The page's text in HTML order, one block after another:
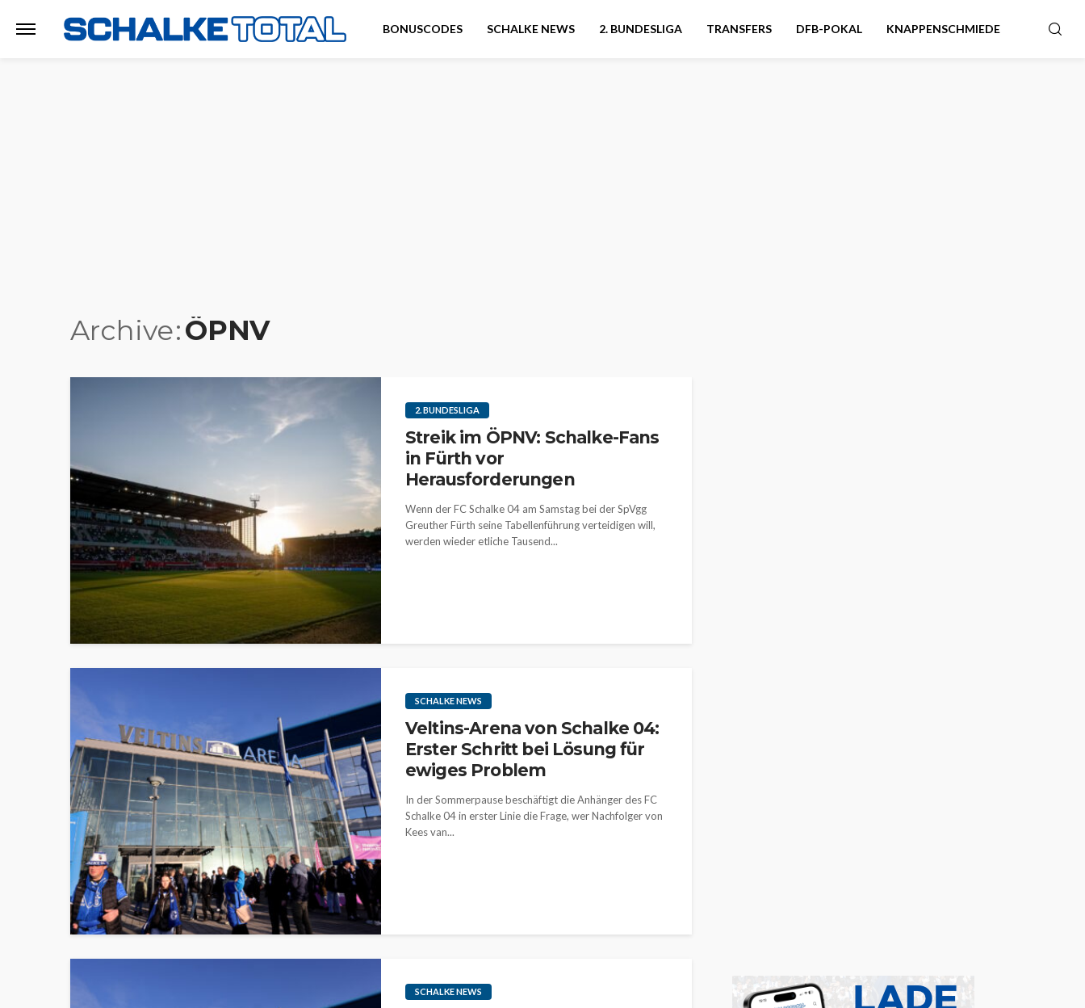
BONUSCODES SCHALKE NEWS 2. BUNDESLIGA TRANSFERS DFB-POKAL KNAPPENSCHMIEDE
Archive ÖPNV
2. BUNDESLIGA
Streik im ÖPNV: Schalke-Fans
in Fürth vor
Herausforderungen
Wenn der FC Schalke 04 am Samstag bei der SpVgg
Greuther Fürth seine Tabellenführung verteidigen will,
werden wieder etliche Tausend...
SCHALKE NEWS
Veltins-Arena von Schalke 04:
Erster Schritt bei Lösung für
ewiges Problem
In der Sommerpause beschäftigt die Anhänger des FC
Schalke 04 in erster Linie die Frage, wer Nachfolger von
Kees van...
SCHALKE NEWS